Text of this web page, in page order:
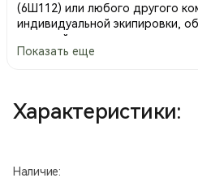
(6Ш112) или любого другого
индивидуальной экипировки,
системой крепления съемных
системой УМТБС (MOLLE, PALS).
ношение возможно только с
основание, откидную секцию,
Показать еще
Характеристики:
Наличие: